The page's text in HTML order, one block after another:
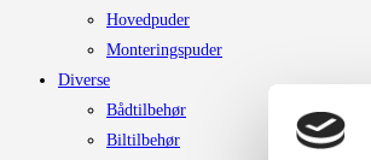
Hovedpuder
Monteringspuder
Diverse
Bådtilbehør
Biltilbehør